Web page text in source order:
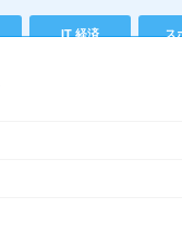
IT 経済 ス